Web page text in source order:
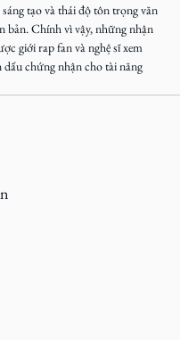
tạo và thái độ tôn trọng văn
bản. Chính vì vậy, những nhận
giới rap fan và nghệ sĩ xem
chứng nhận cho tài năng